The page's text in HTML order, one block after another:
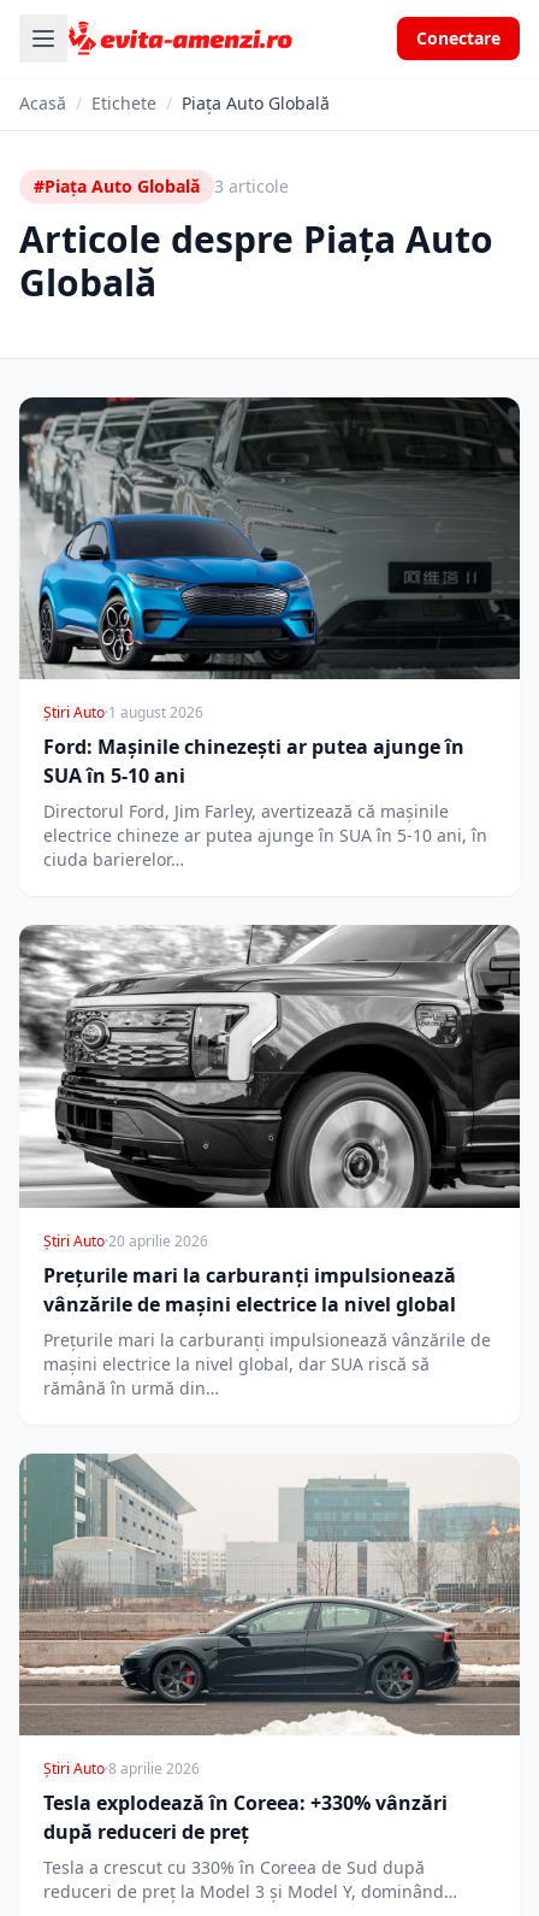
Conectare
Acasă / Etichete / Piața Auto Globală
#Piața Auto Globală 3 articole
Articole despre Piața Auto
Globală
Știri Auto·1 august 2026
Ford: Mașinile chinezești ar putea ajunge în
SUA în 5-10 ani
Directorul Ford, Jim Farley, avertizează că mașinile
electrice chineze ar putea ajunge în SUA în 5-10 ani, în
ciuda barierelor…
Știri Auto·20 aprilie 2026
Prețurile mari la carburanți impulsionează
vânzările de mașini electrice la nivel global
Prețurile mari la carburanți impulsionează vânzările de
mașini electrice la nivel global, dar SUA riscă să
rămână în urmă din…
Știri Auto·8 aprilie 2026
Tesla explodează în Coreea: +330% vânzări
după reduceri de preț
Tesla a crescut cu 330% în Coreea de Sud după
reduceri de preț la Model 3 și Model Y, dominând…